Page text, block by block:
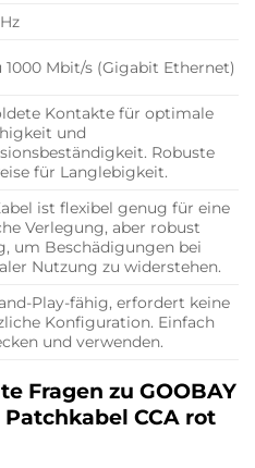
1000 Mbit/s (Gigabit Ethernet)
Kontakte für optimale
und
Robuste
für Langlebigkeit.
ist flexibel genug für eine
Verlegung, aber robust
um Beschädigungen bei
Nutzung zu widerstehen.
Play-fähig, erfordert keine
Konfiguration. Einfach
und verwenden.
Fragen zu GOOBAY
Patchkabel CCA rot